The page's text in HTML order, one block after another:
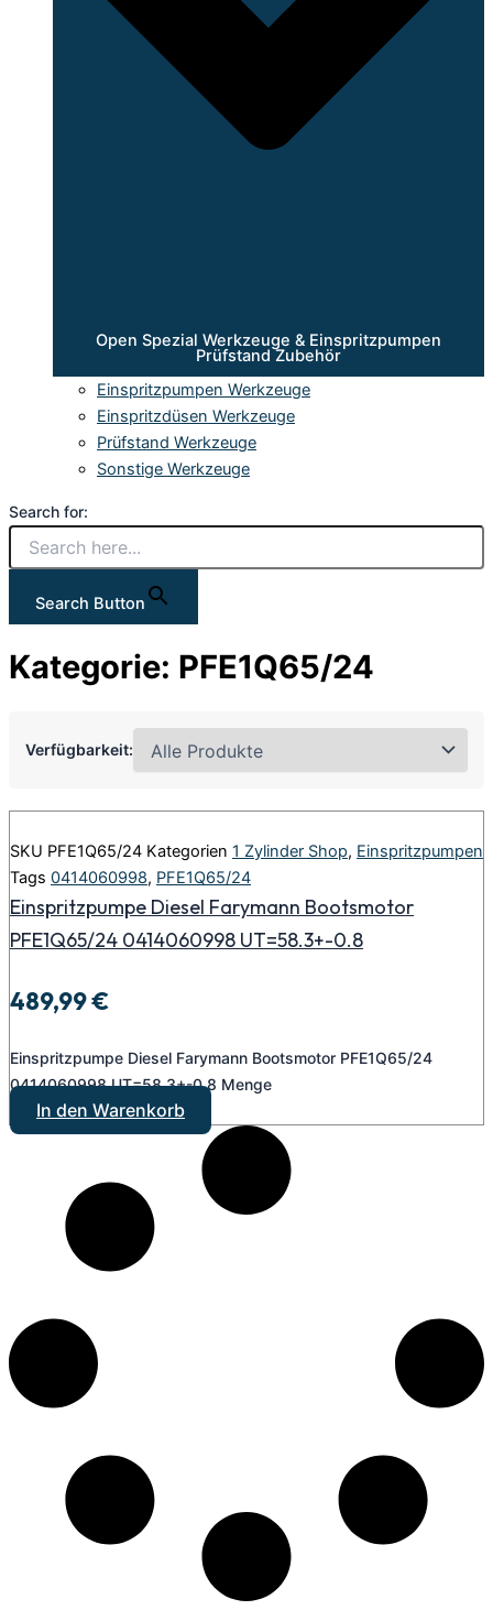
Open Spezial Werkzeuge & Einspritzpumpen
Prüfstand Zubehör
Einspritzpumpen Werkzeuge
Einspritzdüsen Werkzeuge
Prüfstand Werkzeuge
Sonstige Werkzeuge
Search for:
Search Button
Kategorie: PFE1Q65/24
Verfügbarkeit:
SKU PFE1Q65/24 Kategorien 1 Zylinder Shop, Einspritzpumpen
Tags 0414060998, PFE1Q65/24
Einspritzpumpe Diesel Farymann Bootsmotor
PFE1Q65/24 0414060998 UT=58.3+-0.8
489,99€
Einspritzpumpe Diesel Farymann Bootsmotor PFE1Q65/24
0414060998 UT=58.3+-0.8 Menge
In den Warenkorb